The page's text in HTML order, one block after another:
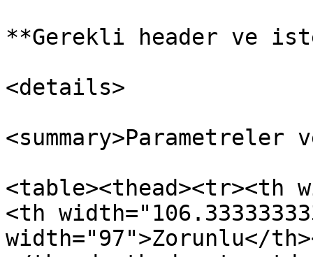
**Gerekli header ve
<details>
<summary>Parametreler
<table><thead><tr><th
<th
width="97">Zorunlu</